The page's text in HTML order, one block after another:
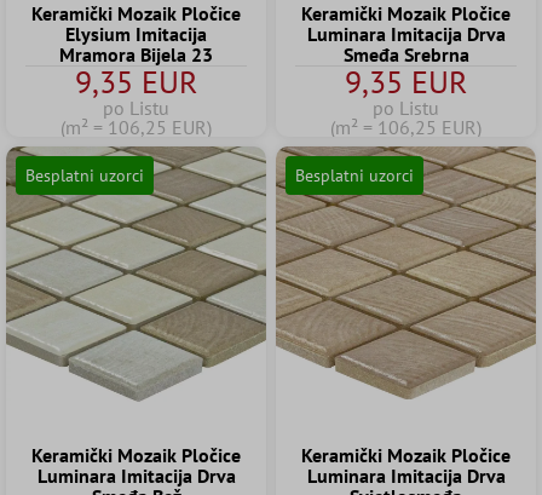
Keramički Mozaik Pločice
Elysium Imitacija
Mramora Bijela 23
9,35 EUR
po Listu
(m² = 106,25 EUR)
Keramički Mozaik Pločice
Luminara Imitacija Drva
Smeđa Srebrna
9,35 EUR
po Listu
(m² = 106,25 EUR)
Besplatni uzorci
Keramički Mozaik Pločice
Luminara Imitacija Drva
Besplatni uzorci
Keramički Mozaik Pločice
Luminara Imitacija Drva